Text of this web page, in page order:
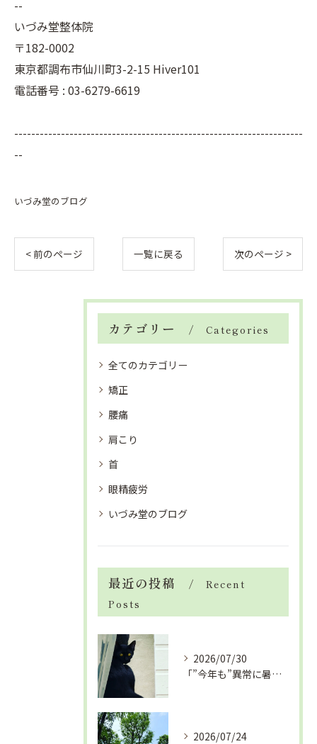
--
いづみ堂整体院
〒182-0002
東京都調布市仙川町3-2-15 Hiver101
電話番号 : 03-6279-6619
--------------------------------------------------------------------
--
いづみ堂のブログ
< 前のページ 一覧に戻る 次のページ >
カテゴリー Categories
全てのカテゴリー
矯正
腰痛
肩こり
首
眼精疲労
いづみ堂のブログ
最近の投稿
Recent
Posts
2026/07/30
「”今年も”異常に暑い夏」酷暑+冷房＝夏風邪、腰痛、ひざの痛...
2026/07/24